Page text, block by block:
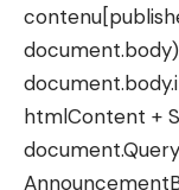
htmlContent +